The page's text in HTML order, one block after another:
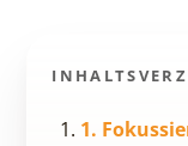
1.